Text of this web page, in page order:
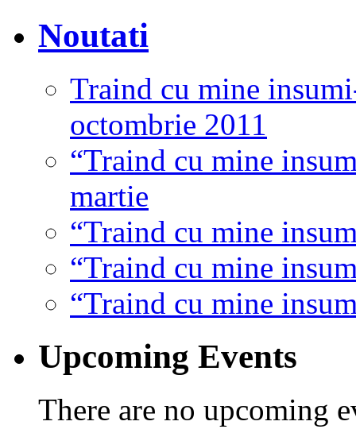
Noutati
Traind cu mine
octombrie 2011
“Traind cu mine
martie
“Traind cu mine
“Traind cu mine
“Traind cu mine
Upcoming Events
There are no upcoming